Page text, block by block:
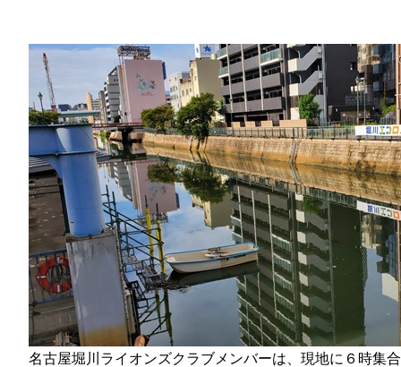
名古屋堀川ライオンズクラブメンバーは、現地に６時集